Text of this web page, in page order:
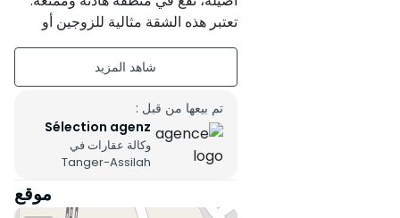
حالة العقار : مقبول
شمال شرق
تعتبر هذه الشقة مثالية للزوجين أو
العائلة الصغيرة الباحثة عن مسكنها
الأول. استمتع بإطلالة مفتوحة وتوجه
شمال شرق للحصول على أقصى قدر
من أشعة الشمس. تتكون من: - غرفة
معيشة - 2 غرف نوم - حمام - مطبخ
يعمل. رسوم النقابة الشهرية مقدارها
150 درهم. لا تفوت هذه الفرصة واتصل
تم بيعها من قبل :
Sélection agenz
وكالة عقارات في
Tanger-Assilah
موقع